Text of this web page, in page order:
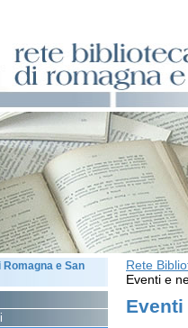
Rete
Eventi e
Eventi
e San